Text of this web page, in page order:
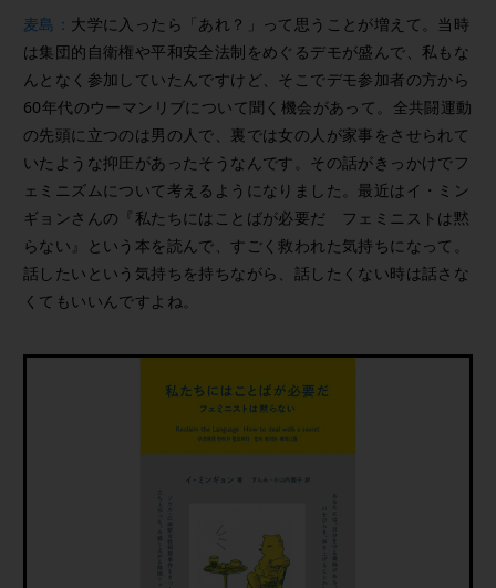
麦島： 大学に入ったら「あれ？」って思うことが増えて。当時
は集団的自衛権や平和安全法制をめぐるデモが盛んで、私もな
んとなく参加していたんですけど、そこでデモ参加者の方から
60年代のウーマンリブについて聞く機会があって。全共闘運動
の先頭に立つのは男の人で、裏では女の人が家事をさせられて
いたような抑圧があったそうなんです。その話がきっかけでフ
ェミニズムについて考えるようになりました。最近はイ・ミン
ギョンさんの『私たちにはことばが必要だ フェミニストは黙
らない』という本を読んで、すごく救われた気持ちになって。
話したいという気持ちを持ちながら、話したくない時は話さな
くてもいいんですよね。